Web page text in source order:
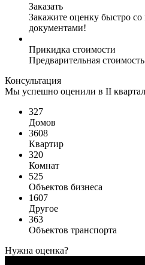
Заказать
Закажите оценку быстро
документами!
Прикидка стоимости
Предварительная
Консультация
Мы успешно оценили в II
327
Домов
3608
Квартир
320
Комнат
525
Объектов бизнеса
1607
Другое
363
Объектов транспорта
Нужна оценка?